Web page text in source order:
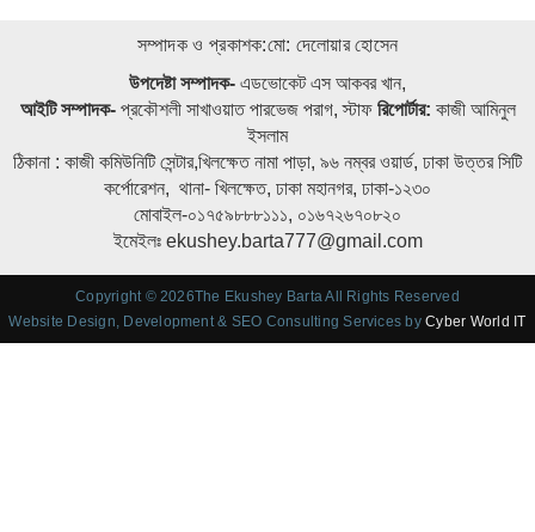
সম্পাদক ও প্রকাশক:মো: দেলোয়ার হোসেন
উপদেষ্টা সম্পাদক- এডভোকেট এস আকবর খান,
আইটি সম্পাদক-প্রকৌশলী সাখাওয়াত পারভেজ পরাগ, স্টাফ রিপোর্টার: কাজী আমিনুল
ইসলাম
ঠিকানা : কাজী কমিউনিটি সেন্টার,খিলক্ষেত নামা পাড়া, ৯৬ নম্বর ওয়ার্ড, ঢাকা উত্তর সিটি
কর্পোরেশন, থানা- খিলক্ষেত, ঢাকা মহানগর, ঢাকা-১২৩০
মোবাইল-০১৭৫৯৮৮৮১১১, ০১৬৭২৬৭০৮২০
ইমেইলঃ ekushey.barta777@gmail.com
Copyright © 2026The Ekushey Barta All Rights Reserved
Website Design, Development & SEO Consulting Services byCyber World IT